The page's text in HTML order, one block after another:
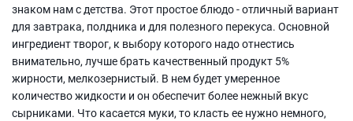
знаком нам с детства. Этот простое блюдо - отличный вариант
для завтрака, полдника и для полезного перекуса. Основной
ингредиент творог, к выбору которого надо отнестись
внимательно, лучше брать качественный продукт 5%
жирности, мелкозернистый. В нем будет умеренное
количество жидкости и он обеспечит более нежный вкус
сырниками. Что касается муки, то класть ее нужно немного,